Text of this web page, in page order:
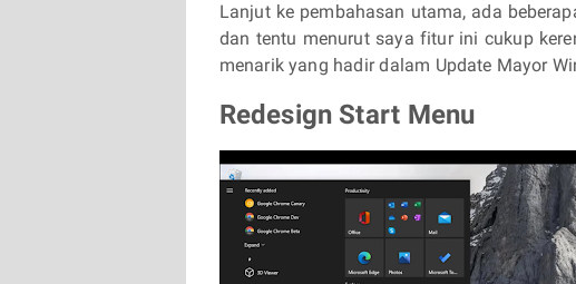
Lanjut ke pembahasan utama, ada
dan tentu menurut saya fitur ini cukup
menarik yang hadir dalam Update Mayor
Redesign Start Menu